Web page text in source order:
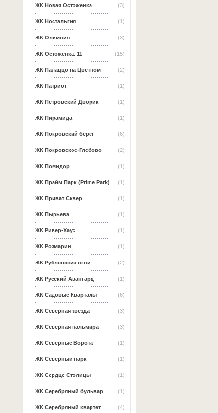
(3)
ЖК Новая Остоженка
(1)
ЖК Ностальгия
(3)
ЖК Олимпия
(15)
ЖК Остоженка, 11
(2)
ЖК Палаццо на Цветном
(1)
ЖК Патриот
(1)
ЖК Петровский Дворик
(1)
ЖК Пирамида
(6)
ЖК Покровский берег
(2)
ЖК Покровское-Глебово
(1)
ЖК Помидор
(1)
ЖК Прайм Парк (Prime Park)
(1)
ЖК Приват Сквер
(1)
ЖК Пырьева
(1)
ЖК Ривер-Хаус
(1)
ЖК Розмарин
(2)
ЖК Рублевские огни
(1)
ЖК Русский Авангард
(6)
ЖК Садовые Кварталы
(3)
ЖК Северная звезда
(3)
ЖК Северная пальмира
(1)
ЖК Северные Ворота
(1)
ЖК Северный парк
(1)
ЖК Сердце Столицы
(1)
ЖК Серебряный бульвар
(4)
ЖК Серебряный квартет